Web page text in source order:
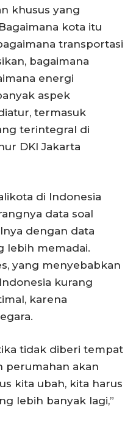
khusus yang
kota itu
transportasi
bagaimana
energi
aspek
termasuk
terintegral di
DKI Jakarta
di Indonesia
data soal
dengan data
lebih memadai.
yang menyebabkan
kurang
karena
tidak diberi tempat
perumahan akan
kita ubah, kita harus
lebih banyak lagi,”